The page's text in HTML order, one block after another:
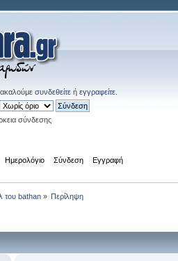
συνδεθείτε ή εγγραφείτε
σύνδεσης
Ημερολόγιο Σύνδεση Εγγραφή
του bathan» Περίληψη